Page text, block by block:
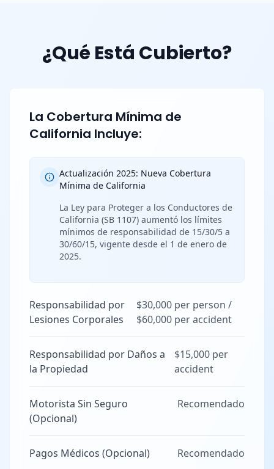
¿Qué Está Cubierto?
La Cobertura Mínima de
California Incluye:
Actualización 2025: Nueva Cobertura
Mínima de California
La Ley para Proteger a los Conductores de
California (SB 1107) aumentó los límites
mínimos de responsabilidad de 15/30/5 a
30/60/15, vigente desde el 1 de enero de
2025.
Responsabilidad por
Lesiones Corporales
$30,000 per person /
$60,000 per accident
Responsabilidad por Daños a
la Propiedad
$15,000 per
accident
Motorista Sin Seguro
(Opcional)
Recomendado
Pagos Médicos (Opcional) Recomendado